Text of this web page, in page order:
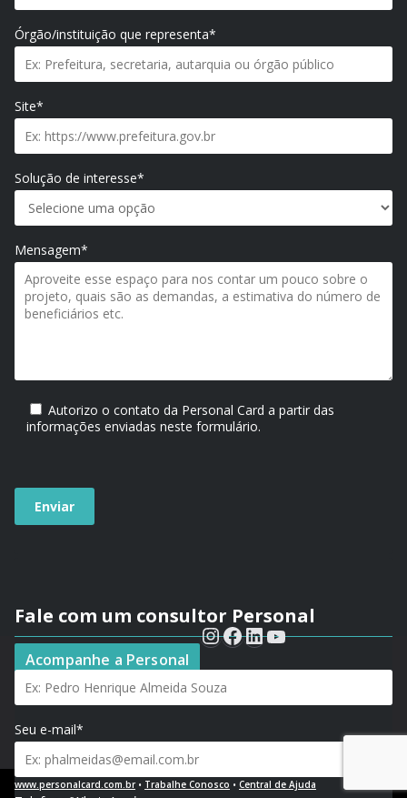
Órgão/instituição que representa*
Site*
Solução de interesse*
Mensagem*
Autorizo o contato da Personal Card a partir das
informações enviadas neste formulário.
Fale com um consultor Personal
Seu nome*
Seu e-mail*
Acompanhe a Personal
www.personalcard.com.br• Trabalhe Conosco • Central de Ajuda